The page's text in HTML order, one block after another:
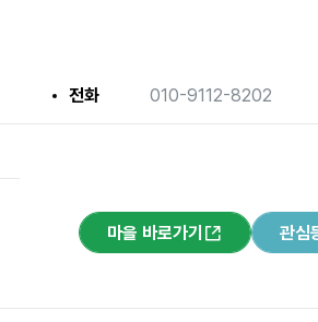
전화 010-9112-8202
마을 바로가기 관심